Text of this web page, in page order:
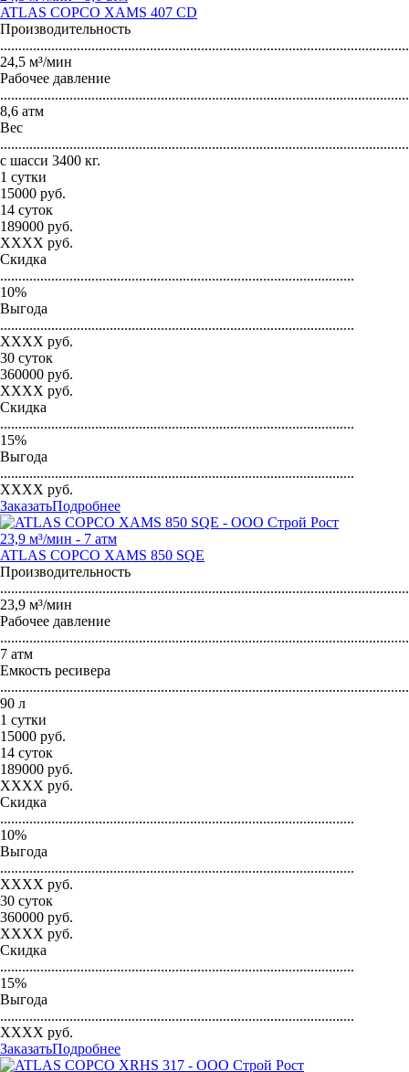
ATLAS COPCO XAMS 407 CD
Производительность
24,5 м³/мин
Рабочее давление
8,6 атм
Вес
с шасси 3400 кг.
1 сутки
15000 руб.
14 суток
189000 руб.
XXXX руб.
Скидка
.................................................................................................
10%
Выгода
.................................................................................................
XXXX руб.
30 суток
360000 руб.
XXXX руб.
Скидка
.................................................................................................
15%
Выгода
.................................................................................................
XXXX руб.
ЗаказатьПодробнее
23,9 м³/мин - 7 атм
ATLAS COPCO XAMS 850 SQE
Производительность
23,9 м³/мин
Рабочее давление
7 атм
Емкость ресивера
90 л
1 сутки
15000 руб.
14 суток
189000 руб.
XXXX руб.
Скидка
.................................................................................................
10%
Выгода
.................................................................................................
XXXX руб.
30 суток
360000 руб.
XXXX руб.
Скидка
.................................................................................................
15%
Выгода
.................................................................................................
XXXX руб.
ЗаказатьПодробнее